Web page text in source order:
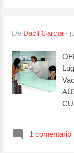
De Dácil García -
1 comentario